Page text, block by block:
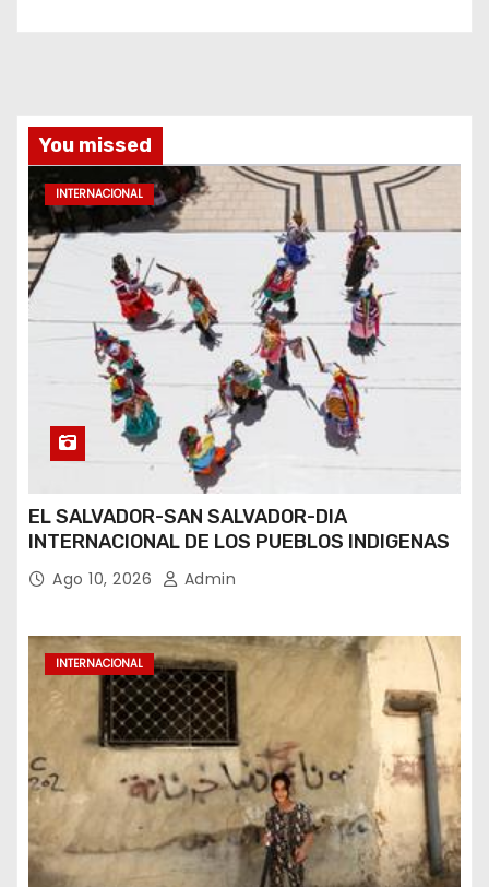
You missed
INTERNACIONAL
EL SALVADOR-SAN SALVADOR-DIA
INTERNACIONAL DE LOS PUEBLOS INDIGENAS
Ago 10, 2026 Admin
INTERNACIONAL